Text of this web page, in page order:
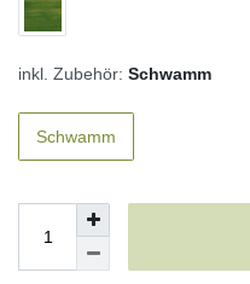
inkl. Zubehör: Schwamm
Schwamm